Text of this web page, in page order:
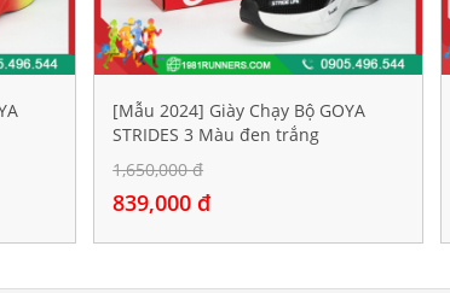
[Mẫu 2024] Giày Chạy Bộ GOYA
STRIDES 3 Màu đen trắng
1,650,000 đ
839,000 đ